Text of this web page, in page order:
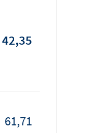
42,35
61,71